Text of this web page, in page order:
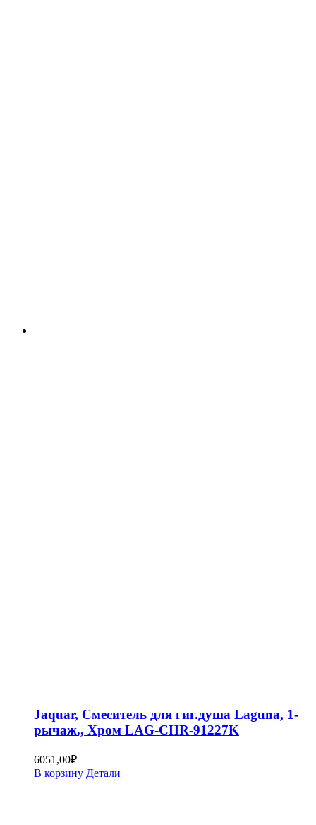
Jaquar, Смеситель для гиг.душа Laguna, 1-
рычаж., Хром LAG-CHR-91227K
6051,00₽
В корзину Детали